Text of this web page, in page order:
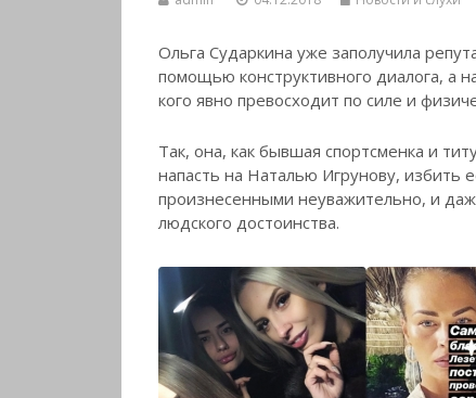
Ольга Сударкина уже заполучила
помощью конструктивного диалога, а
кого явно превосходит по силе и
Так, она, как бывшая спортсменка и
напасть на Наталью Игрунову, избить
произнесенными неуважительно, и
людского достоинства.